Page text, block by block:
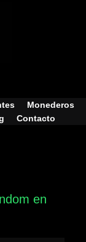
Monederos
Contacto
en